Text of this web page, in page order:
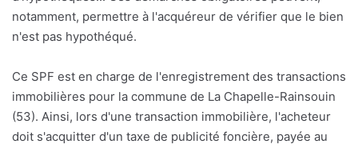
notamment, permettre à l'acquéreur de vérifier que le bien
n'est pas hypothéqué.
Ce SPF est en charge de l'enregistrement des transactions
immobilières pour la commune de La Chapelle-Rainsouin
(53). Ainsi, lors d'une transaction immobilière, l'acheteur
doit s'acquitter d'un taxe de publicité foncière, payée au